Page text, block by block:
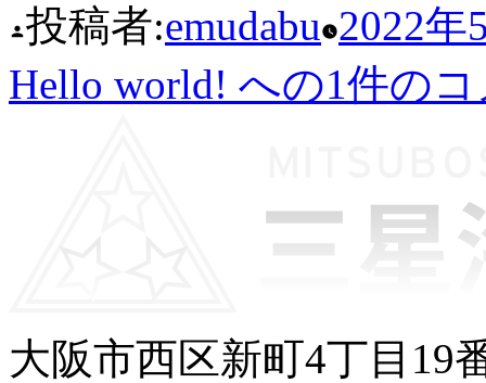
投稿者:emudabu 2022年
Hello world! への1件の
大阪市西区新町4丁目19